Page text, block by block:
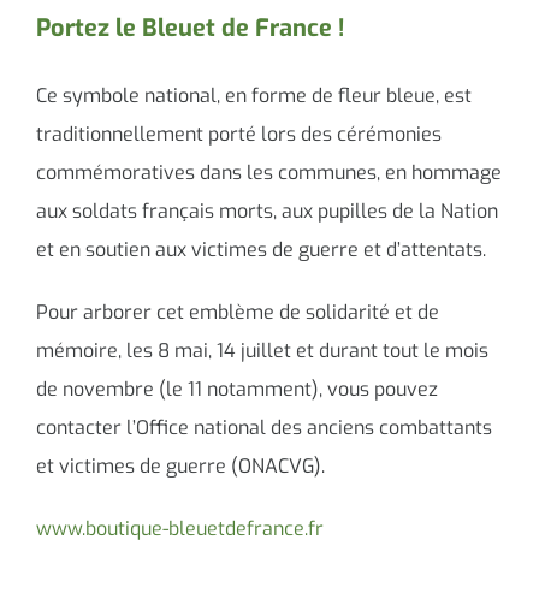
Social & solidarité
Contacter le maire
Portez le Bleuet de France !
Ce symbole national, en forme de fleur bleue, est
traditionnellement porté lors des cérémonies
commémoratives dans les communes, en hommage
aux soldats français morts, aux pupilles de la Nation
et en soutien aux victimes de guerre et d’attentats.
Pour arborer cet emblème de solidarité et de
mémoire, les 8 mai, 14 juillet et durant tout le mois
de novembre (le 11 notamment), vous pouvez
contacter l’Office national des anciens combattants
et victimes de guerre (ONACVG).
www.boutique-bleuetdefrance.fr